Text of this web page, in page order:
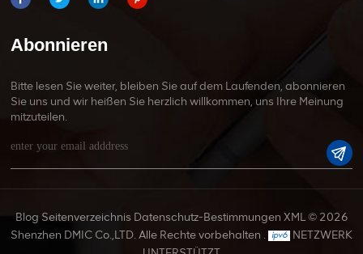
Abonnieren
Bitte lesen Sie weiter, bleiben Sie auf dem Laufenden, abonnieren
Sie uns und wir heißen Sie herzlich willkommen, uns Ihre Meinung
mitzuteilen.
Blog Seitenverzeichnis Datenschutz-Bestimmungen XML© 2026
Shenzhen DMIC Co.,LTD. Alle Rechte vorbehalten .
NETZWERK